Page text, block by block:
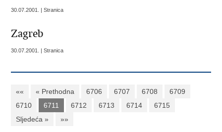
30.07.2001. | Stranica
Zagreb
30.07.2001. | Stranica
«« « Prethodna 6706 6707 6708
6709
6710
6711 6712 6713 6714
6715
Sljedeća »
»»